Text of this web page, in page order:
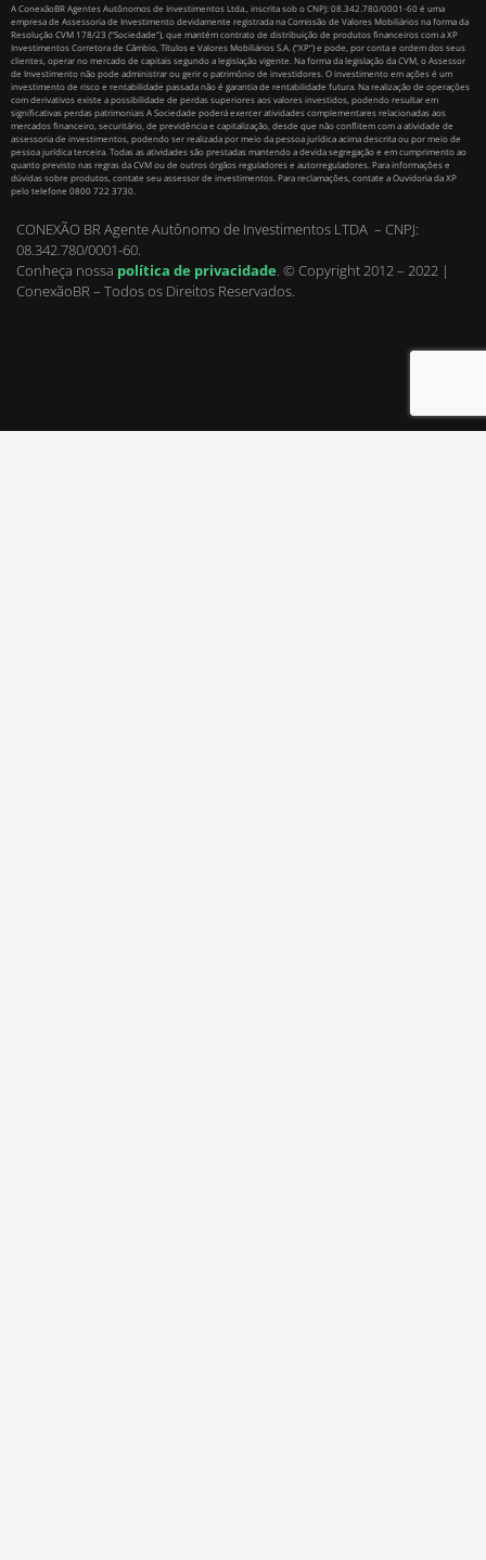
A ConexãoBR Agentes Autônomos de Investimentos Ltda., inscrita sob o CNPJ: 08.342.780/0001-60 é uma
empresa de Assessoria de Investimento devidamente registrada na Comissão de Valores Mobiliários na forma da
Resolução CVM 178/23 (“Sociedade”), que mantém contrato de distribuição de produtos financeiros com a XP
Investimentos Corretora de Câmbio, Títulos e Valores Mobiliários S.A. (“XP”) e pode, por conta e ordem dos seus
clientes, operar no mercado de capitais segundo a legislação vigente. Na forma da legislação da CVM, o Assessor
de Investimento não pode administrar ou gerir o patrimônio de investidores. O investimento em ações é um
investimento de risco e rentabilidade passada não é garantia de rentabilidade futura. Na realização de operações
com derivativos existe a possibilidade de perdas superiores aos valores investidos, podendo resultar em
significativas perdas patrimoniais A Sociedade poderá exercer atividades complementares relacionadas aos
mercados financeiro, securitário, de previdência e capitalização, desde que não conflitem com a atividade de
assessoria de investimentos, podendo ser realizada por meio da pessoa jurídica acima descrita ou por meio de
pessoa jurídica terceira. Todas as atividades são prestadas mantendo a devida segregação e em cumprimento ao
quanto previsto nas regras da CVM ou de outros órgãos reguladores e autorreguladores. Para informações e
dúvidas sobre produtos, contate seu assessor de investimentos. Para reclamações, contate a Ouvidoria da XP
pelo telefone 0800 722 3730.
CONEXÃO BR Agente Autônomo de Investimentos LTDA – CNPJ:
08.342.780/0001-60.
Conheça nossa política de privacidade. © Copyright 2012 – 2022 |
ConexãoBR – Todos os Direitos Reservados.